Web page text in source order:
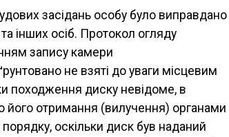
засідань особу було виправдано
інших осіб. Протокол огляду
запису камери
не взяті до уваги місцевим
походження диску невідоме, в
його отримання (вилучення) органами
оскільки диск був наданий